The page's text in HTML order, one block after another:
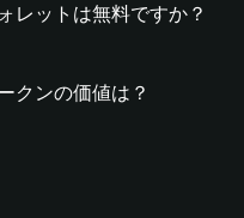
レットは無料ですか？
クンの価値は？